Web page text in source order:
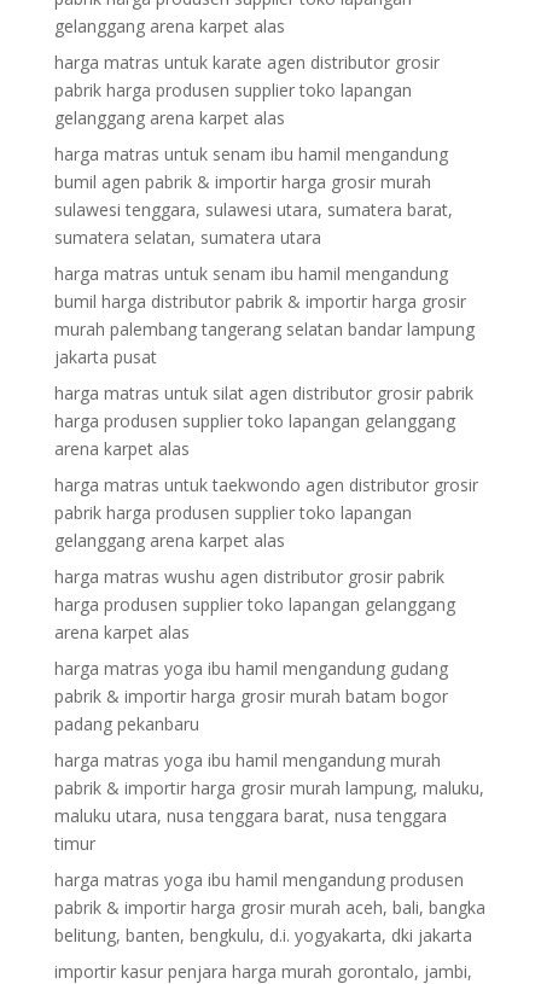
gelanggang arena karpet alas
harga matras untuk karate agen distributor grosir
pabrik harga produsen supplier toko lapangan
gelanggang arena karpet alas
harga matras untuk senam ibu hamil mengandung
bumil agen pabrik & importir harga grosir murah
sulawesi tenggara, sulawesi utara, sumatera barat,
sumatera selatan, sumatera utara
harga matras untuk senam ibu hamil mengandung
bumil harga distributor pabrik & importir harga grosir
murah palembang tangerang selatan bandar lampung
jakarta pusat
harga matras untuk silat agen distributor grosir pabrik
harga produsen supplier toko lapangan gelanggang
arena karpet alas
harga matras untuk taekwondo agen distributor grosir
pabrik harga produsen supplier toko lapangan
gelanggang arena karpet alas
harga matras wushu agen distributor grosir pabrik
harga produsen supplier toko lapangan gelanggang
arena karpet alas
harga matras yoga ibu hamil mengandung gudang
pabrik & importir harga grosir murah batam bogor
padang pekanbaru
harga matras yoga ibu hamil mengandung murah
pabrik & importir harga grosir murah lampung, maluku,
maluku utara, nusa tenggara barat, nusa tenggara
timur
harga matras yoga ibu hamil mengandung produsen
pabrik & importir harga grosir murah aceh, bali, bangka
belitung, banten, bengkulu, d.i. yogyakarta, dki jakarta
importir kasur penjara harga murah gorontalo, jambi,